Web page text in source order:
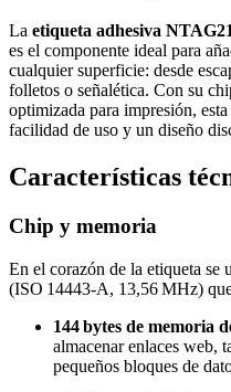
La etiqueta adhesiva
es el componente ideal para
cualquier superficie: desde
folletos o señalética. Con su
optimizada para impresión,
facilidad de uso y un diseño
Características
Chip y memoria
En el corazón de la etiqueta se
(ISO 14443‑A, 13,56 MHz)
144 bytes de memoria
almacenar enlaces web,
pequeños bloques de